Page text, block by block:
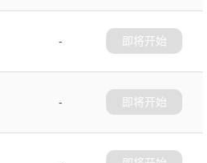
-
即将开始
-
即将开始